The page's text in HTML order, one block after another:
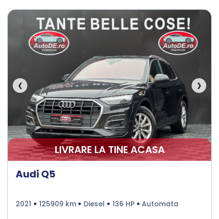
Senzori presiune roti
Frana parcare electrica
Servodirecţie
❮ ❯
LIVRARE LA TINE ACASA
Audi Q5
2021 125909 km Diesel 136 HP Automata